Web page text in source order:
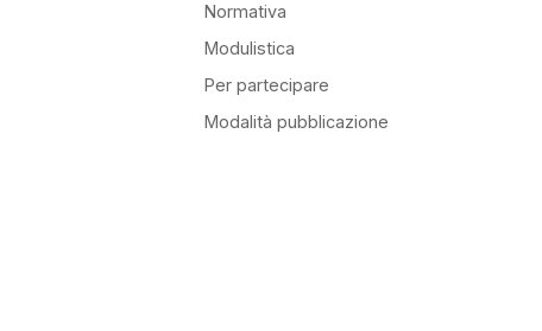
Normativa
Modulistica
Per partecipare
Modalità pubblicazione